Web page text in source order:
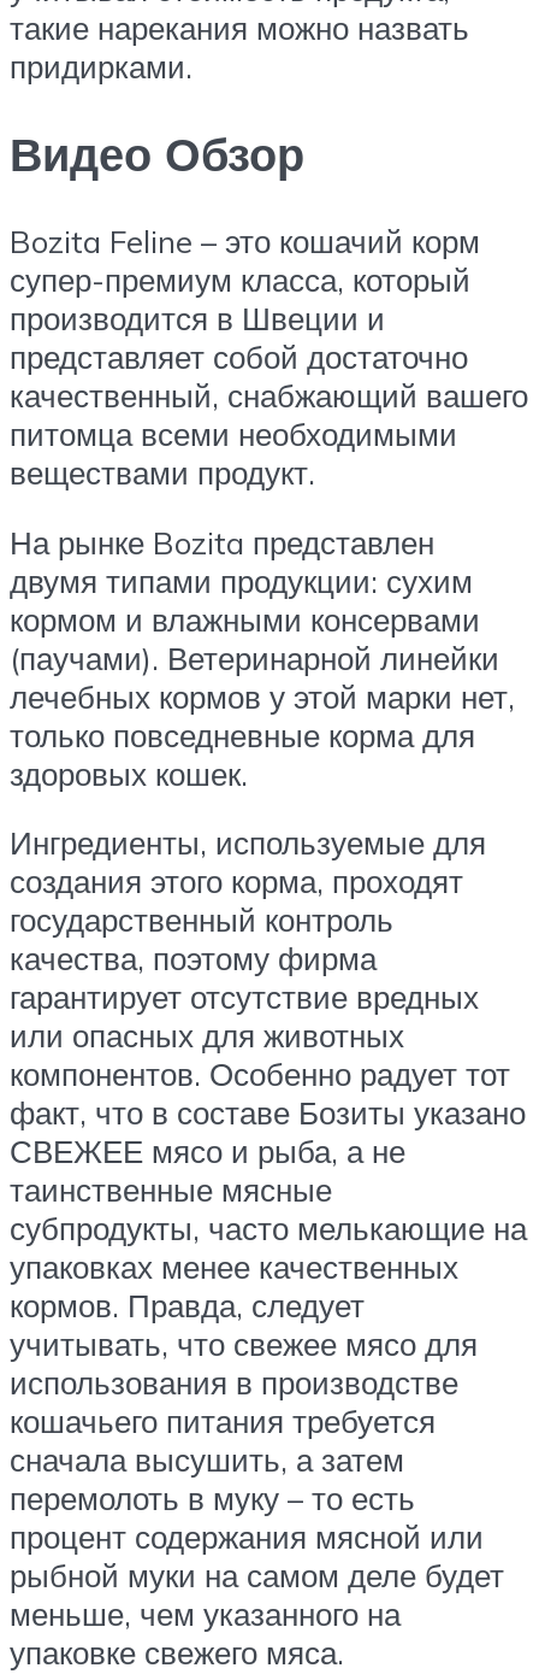
такие нарекания можно назвать
придирками.
Видео Обзор
Bozita Feline – это кошачий корм
супер-премиум класса, который
производится в Швеции и
представляет собой достаточно
качественный, снабжающий вашего
питомца всеми необходимыми
веществами продукт.
На рынке Bozita представлен
двумя типами продукции: сухим
кормом и влажными консервами
(паучами). Ветеринарной линейки
лечебных кормов у этой марки нет,
только повседневные корма для
здоровых кошек.
Ингредиенты, используемые для
создания этого корма, проходят
государственный контроль
качества, поэтому фирма
гарантирует отсутствие вредных
или опасных для животных
компонентов. Особенно радует тот
факт, что в составе Бозиты указано
СВЕЖЕЕ мясо и рыба, а не
таинственные мясные
субпродукты, часто мелькающие на
упаковках менее качественных
кормов. Правда, следует
учитывать, что свежее мясо для
использования в производстве
кошачьего питания требуется
сначала высушить, а затем
перемолоть в муку – то есть
процент содержания мясной или
рыбной муки на самом деле будет
меньше, чем указанного на
упаковке свежего мяса.